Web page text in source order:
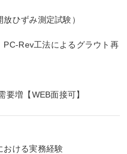
ひずみ測定試験）
PC-Rev工法によるグラウト再
増【WEB面接可】
おける実務経験